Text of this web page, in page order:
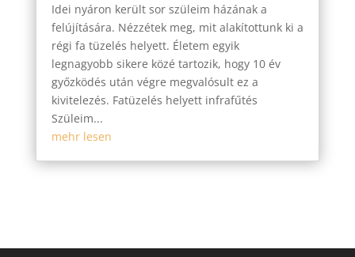
Idei nyáron került sor szüleim házának a
felújítására. Nézzétek meg, mit alakítottunk ki a
régi fa tüzelés helyett. Életem egyik
legnagyobb sikere közé tartozik, hogy 10 év
győzködés után végre megvalósult ez a
kivitelezés. Fatüzelés helyett infrafűtés
Szüleim...
mehr lesen